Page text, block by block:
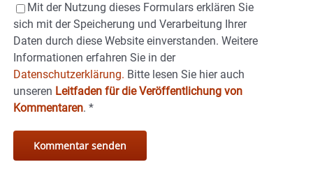
Mit der Nutzung dieses Formulars erklären Sie
sich mit der Speicherung und Verarbeitung Ihrer
Daten durch diese Website einverstanden. Weitere
Informationen erfahren Sie in der
Datenschutzerklärung. Bitte lesen Sie hier auch
unseren Leitfaden für die Veröffentlichung von
Kommentaren. *